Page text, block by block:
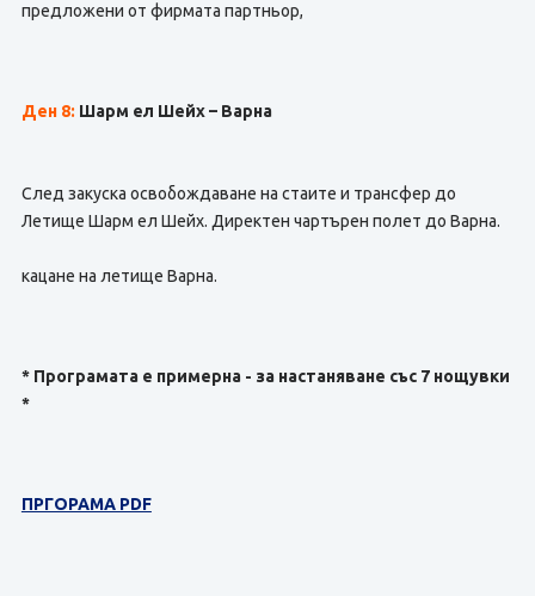
предложени от фирмата партньор,
Ден 8: Шарм ел Шейх – Варна
След закуска освобождаване на стаите и трансфер до
Летище Шарм ел Шейх. Директен чартърен полет до Варна.
кацане на летище Варна.
* Програмата е примерна - за настаняване със 7 нощувки
*
ПРГОРАМА PDF